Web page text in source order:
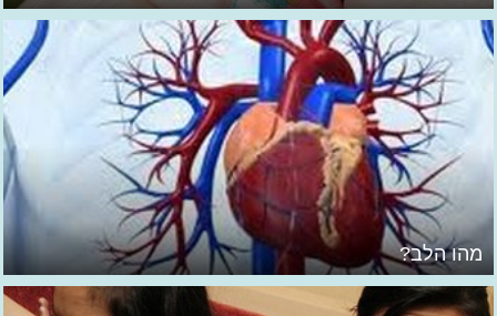
מהו הלב?